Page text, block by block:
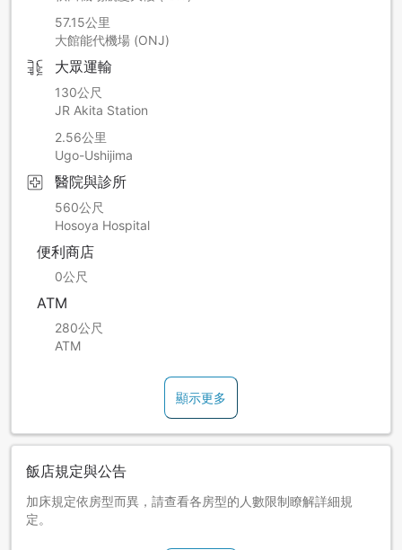
57.15公里
大館能代機場 (ONJ)
大眾運輸
130公尺
JR Akita Station
2.56公里
Ugo-Ushijima
醫院與診所
560公尺
Hosoya Hospital
便利商店
0公尺
ATM
280公尺
ATM
顯示更多
飯店規定與公告
加床規定依房型而異，請查看各房型的人數限制瞭解詳細規
定。